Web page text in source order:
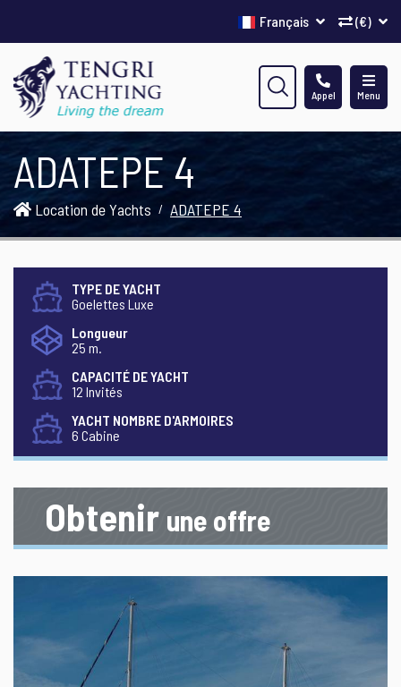
(€)
Français
Menu
Appel
ADATEPE 4
Location de Yachts ADATEPE 4
TYPE DE YACHT
Goelettes Luxe
Longueur
25 m.
CAPACITÉ DE YACHT
12 Invités
YACHT NOMBRE D'ARMOIRES
6 Cabine
Obtenir une offre